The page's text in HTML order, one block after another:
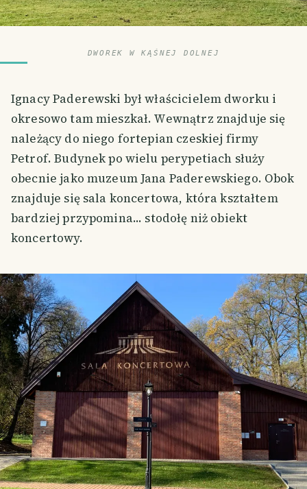
DWOREK W KĄŚNEJ DOLNEJ
Ignacy Paderewski był właścicielem dworku i
okresowo tam mieszkał. Wewnątrz znajduje się
należący do niego fortepian czeskiej firmy
Petrof. Budynek po wielu perypetiach służy
obecnie jako muzeum Jana Paderewskiego. Obok
znajduje się sala koncertowa, która kształtem
bardziej przypomina... stodołę niż obiekt
koncertowy.